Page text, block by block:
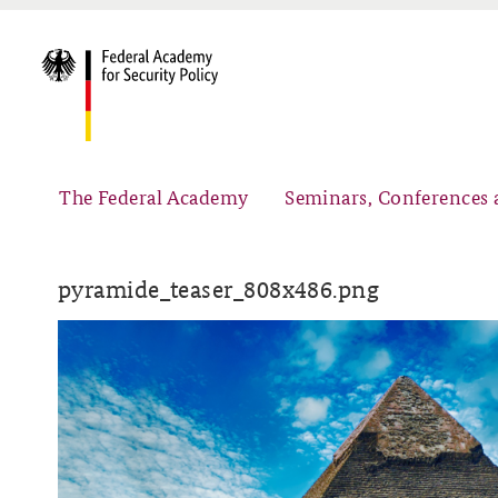
The Federal Academy
Advisory Board
Partners
Seminars, Conferences
Security Policy Course for Senior Officials
Public Events
pyramide_teaser_808x486.png